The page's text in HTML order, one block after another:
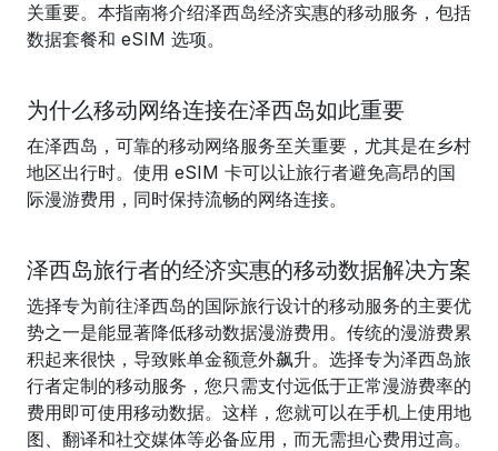
关重要。本指南将介绍泽西岛经济实惠的移动服务，包括
数据套餐和 eSIM 选项。
为什么移动网络连接在泽西岛如此重要
在泽西岛，可靠的移动网络服务至关重要，尤其是在乡村
地区出行时。使用 eSIM 卡可以让旅行者避免高昂的国
际漫游费用，同时保持流畅的网络连接。
泽西岛旅行者的经济实惠的移动数据解决方案
选择专为前往泽西岛的国际旅行设计的移动服务的主要优
势之一是能显著降低移动数据漫游费用。传统的漫游费累
积起来很快，导致账单金额意外飙升。选择专为泽西岛旅
行者定制的移动服务，您只需支付远低于正常漫游费率的
费用即可使用移动数据。这样，您就可以在手机上使用地
图、翻译和社交媒体等必备应用，而无需担心费用过高。